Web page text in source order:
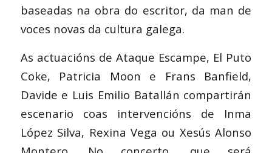
baseadas na obra do escritor, da man de
voces novas da cultura galega.
As actuacións de Ataque Escampe, El Puto
Coke, Patricia Moon e Frans Banfield,
Davide e Luis Emilio Batallán compartirán
escenario coas intervencións de Inma
López Silva, Rexina Vega ou Xesús Alonso